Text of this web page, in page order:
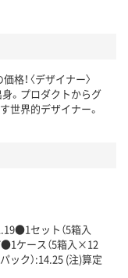
ている
減
細「
格！〈デザイナー〉
。プロダクトからグ
世界的デザイナー。
セット（5箱入
ケース（5箱入×12
ック）:14.25 (注)算定